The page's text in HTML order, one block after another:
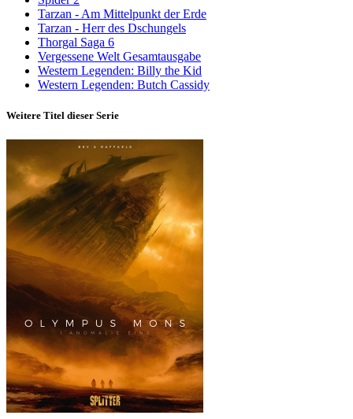
Tarzan - Am Mittelpunkt der Erde
Tarzan - Herr des Dschungels
Thorgal Saga 6
Vergessene Welt Gesamtausgabe
Western Legenden: Billy the Kid
Western Legenden: Butch Cassidy
Weitere Titel dieser Serie